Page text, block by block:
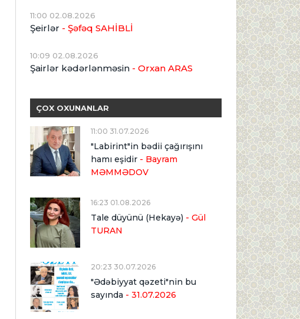
11:00 02.08.2026
Şeirlər - Şəfəq SAHİBLİ
10:09 02.08.2026
Şairlər kədərlənməsin - Orxan ARAS
ÇOX OXUNANLAR
11:00 31.07.2026
"Labirint"in bədii çağırışını
hamı eşidir - Bayram
MƏMMƏDOV
16:23 01.08.2026
Tale düyünü (Hekayə) - Gül
TURAN
20:23 30.07.2026
"Ədəbiyyat qəzeti"nin bu
sayında - 31.07.2026